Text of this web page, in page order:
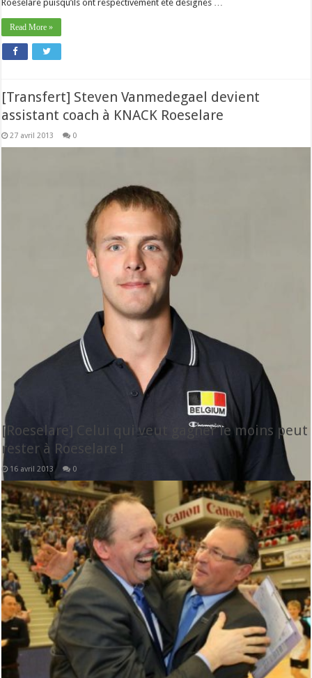
Roeselare puisqu’ils ont respectivement été désignés …
Read More »
[Transfert] Steven Vanmedegael devient
assistant coach à KNACK Roeselare
27 avril 2013 0
Roeselare aura comme assistant coach Steven Vanmedegael qui a
récemment ramené une médaille de bronze du Championnat d’Europe avec
notre équipe nationale des -19 ans. Ce jeune entraîneur (25 ans), qui possède
un master en éducation physique et sciences de la motricité, semble
[Roeselare] Celui qui veut gagner le moins peut
rester à Roeselare !
16 avril 2013 0